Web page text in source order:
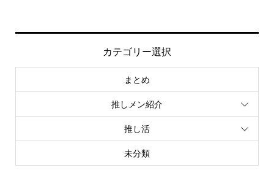
カテゴリー選択
まとめ
推しメン紹介
推し活
未分類